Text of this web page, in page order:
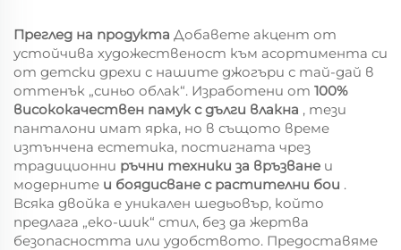
Преглед на продукта Добавете акцент от
устойчива художественост към асортимента си
от детски дрехи с нашите джогъри с тай-дай в
оттенък „синьо облак“. Изработени от 100%
висококачествен памук с дълги влакна , тези
панталони имат ярка, но в същото време
изтънчена естетика, постигната чрез
традиционни ръчни техники за връзване и
модерните и боядисване с растителни бои .
Всяка двойка е уникален шедьовър, който
предлага „еко-шик“ стил, без да жертва
безопасността или удобството. Предоставяме